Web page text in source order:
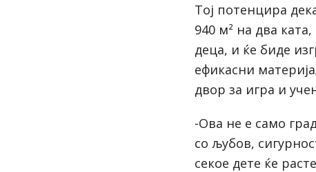
Тој потенцира
940 м² на два
деца, и ќе биде
ефикасни
двор за игра и
-Ова не е само
со љубов,
секое дете ќе